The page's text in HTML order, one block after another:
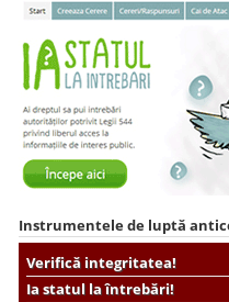
Instrumentele de luptă
Verifică integritatea!
Ia statul la întrebări!